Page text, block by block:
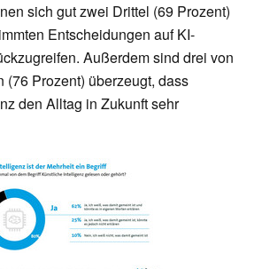
sich gut zwei Drittel (69 Prozent)
Entscheidungen auf KI-
Außerdem sind drei von
(76 Prozent) überzeugt, dass
den Alltag in Zukunft sehr